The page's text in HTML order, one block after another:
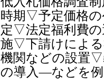
時期▽予定価格
定▽法定福利費
施▽下請けによ
機関などの設置
の導入―などを